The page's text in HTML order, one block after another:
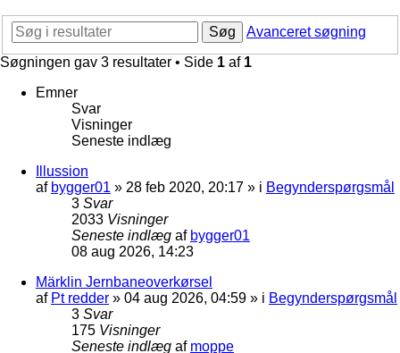
Søg
Avanceret søgning
Søgningen gav 3 resultater • Side 1 af 1
Emner
Svar
Visninger
Seneste indlæg
Illussion
af bygger01 » 28 feb 2020, 20:17 » i Begynderspørgsmål
3 Svar
2033 Visninger
Seneste indlæg af bygger01
08 aug 2026, 14:23
Märklin Jernbaneoverkørsel
af Pt redder » 04 aug 2026, 04:59 » i Begynderspørgsmål
3 Svar
175 Visninger
Seneste indlæg af moppe